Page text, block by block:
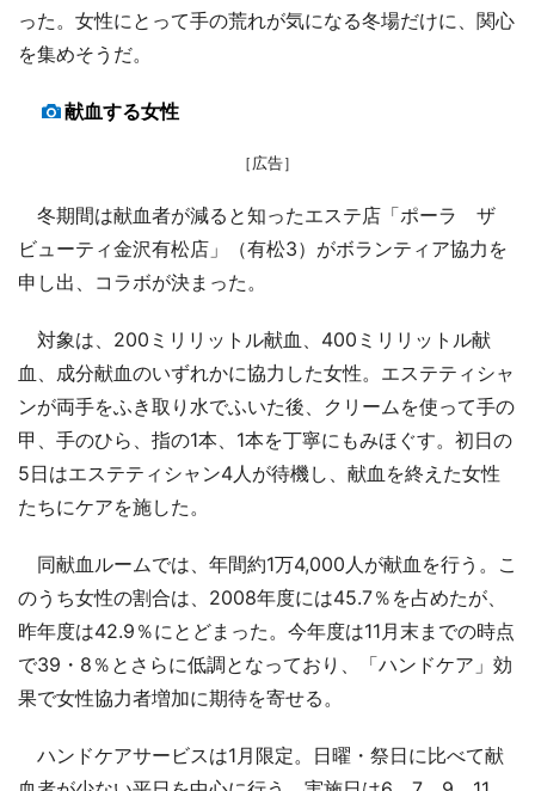
った。女性にとって手の荒れが気になる冬場だけに、関心
を集めそうだ。
献血する女性
［広告］
冬期間は献血者が減ると知ったエステ店「ポーラ ザ
ビューティ金沢有松店」（有松3）がボランティア協力を
申し出、コラボが決まった。
対象は、200ミリリットル献血、400ミリリットル献
血、成分献血のいずれかに協力した女性。エステティシャ
ンが両手をふき取り水でふいた後、クリームを使って手の
甲、手のひら、指の1本、1本を丁寧にもみほぐす。初日の
5日はエステティシャン4人が待機し、献血を終えた女性
たちにケアを施した。
同献血ルームでは、年間約1万4,000人が献血を行う。こ
のうち女性の割合は、2008年度には45.7％を占めたが、
昨年度は42.9％にとどまった。今年度は11月末までの時点
で39・8％とさらに低調となっており、「ハンドケア」効
果で女性協力者増加に期待を寄せる。
ハンドケアサービスは1月限定。日曜・祭日に比べて献